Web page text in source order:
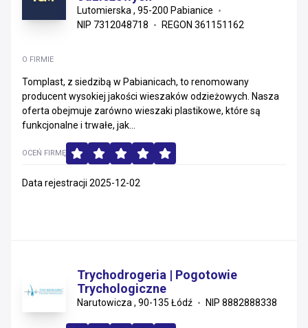
Lutomierska , 95-200 Pabianice
NIP 7312048718
REGON 361151162
O FIRMIE
Tomplast, z siedzibą w Pabianicach, to renomowany
producent wysokiej jakości wieszaków odzieżowych. Nasza
oferta obejmuje zarówno wieszaki plastikowe, które są
funkcjonalne i trwałe, jak...
OCEŃ FIRMĘ
Data rejestracji 2025-12-02
Trychodrogeria | Pogotowie
Trychologiczne
Narutowicza , 90-135 Łódź NIP 8882888338